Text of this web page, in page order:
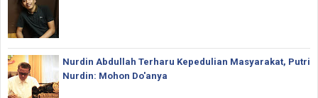
Nurdin Abdullah Terharu Kepedulian Masyarakat, Putri
Nurdin: Mohon Do'anya